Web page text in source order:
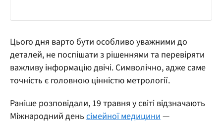
Цього дня варто бути особливо уважними до
деталей, не поспішати з рішеннями та перевіряти
важливу інформацію двічі. Символічно, адже саме
точність є головною цінністю метрології.
Раніше розповідали, 19 травня у світі відзначають
Міжнародний день сімейної медицини—